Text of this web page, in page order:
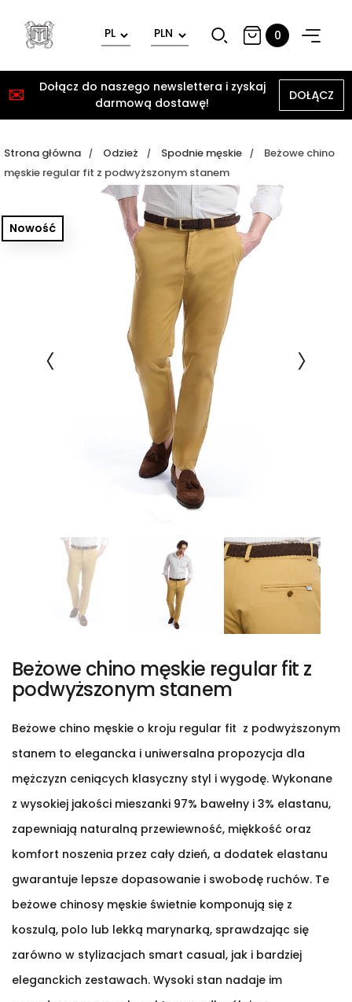
0
Strona główna Odzież Spodnie męskie
Beżowe chino
męskie regular fit z podwyższonym stanem
Nowość
Beżowe chino męskie regular fit z
podwyższonym stanem
Beżowe chino męskie o kroju regular fit z podwyższonym
stanem to elegancka i uniwersalna propozycja dla
mężczyzn ceniących klasyczny styl i wygodę. Wykonane
z wysokiej jakości mieszanki 97% bawełny i 3% elastanu,
zapewniają naturalną przewiewność, miękkość oraz
komfort noszenia przez cały dzień, a dodatek elastanu
gwarantuje lepsze dopasowanie i swobodę ruchów. Te
beżowe chinosy męskie świetnie komponują się z
koszulą, polo lub lekką marynarką, sprawdzając się
zarówno w stylizacjach smart casual, jak i bardziej
eleganckich zestawach. Wysoki stan nadaje im
✉
Dołącz do naszego newslettera i zyskaj
darmową dostawę!
DOŁĄCZ